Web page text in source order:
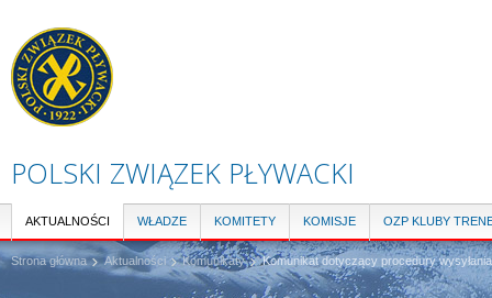
POLSKI ZWIĄZEK PŁYWACKI
AKTUALNOŚCI WŁADZE KOMITETY KOMISJE OZP KLUBY
Strona główna Aktualności Komunikaty Komunikat dotyczący procedury